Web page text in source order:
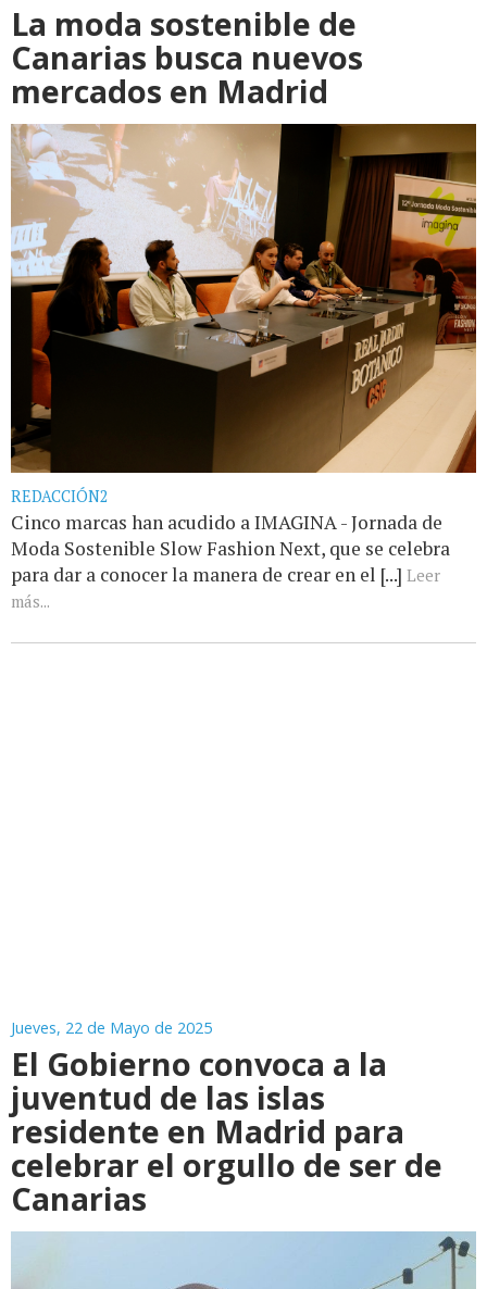
La moda sostenible de
Canarias busca nuevos
mercados en Madrid
REDACCIÓN2
Cinco marcas han acudido a IMAGINA - Jornada de
Moda Sostenible Slow Fashion Next, que se celebra
para dar a conocer la manera de crear en el [...] Leer
más...
Jueves, 22 de Mayo de 2025
El Gobierno convoca a la
juventud de las islas
residente en Madrid para
celebrar el orgullo de ser de
Canarias